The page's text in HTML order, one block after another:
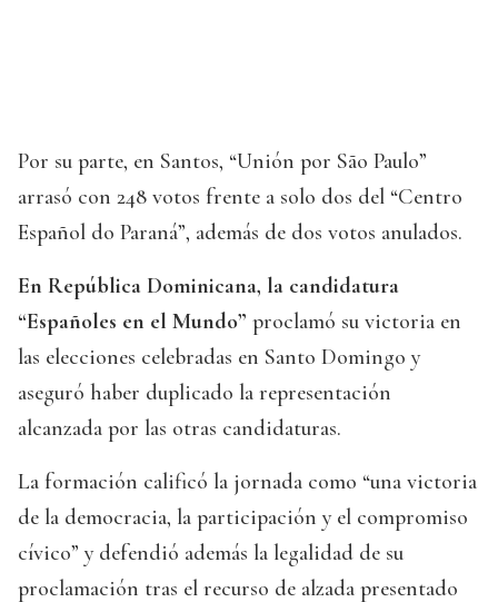
Por su parte, en Santos, “Unión por São Paulo”
arrasó con 248 votos frente a solo dos del “Centro
Español do Paraná”, además de dos votos anulados.
En República Dominicana, la candidatura
“Españoles en el Mundo” proclamó su victoria en
las elecciones celebradas en Santo Domingo y
aseguró haber duplicado la representación
alcanzada por las otras candidaturas.
La formación calificó la jornada como “una victoria
de la democracia, la participación y el compromiso
cívico” y defendió además la legalidad de su
proclamación tras el recurso de alzada presentado